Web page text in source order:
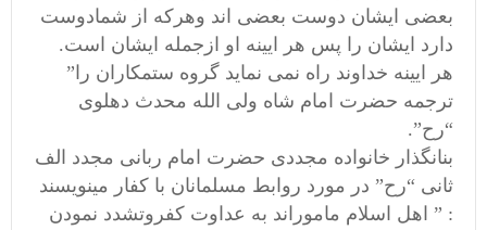
بعضی ایشان دوست بعضی اند وهرکه از شمادوست
دارد ایشان را پس هر ایینه او ازجمله ایشان است.
هر ایینه خداوند راه نمی نماید گروه ستمکاران را”
ترجمه حضرت امام شاه ولی الله محدث دهلوی
“رح”.
بنانگذار خانواده مجددی حضرت امام ربانی مجدد الف
ثانی “رح” در مورد روابط مسلمانان با کفار مینویسند
: ” اهل اسلام ماموراند به عداوت کفروتشدد نمودن